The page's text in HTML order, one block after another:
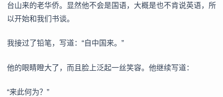
台山来的老华侨。显然他不会是国语，大概是也不肯说英语，所
以开始和我们书谈。
我接过了铅笔，写道：“自中国来。”
他的眼睛瞪大了，而且脸上泛起一丝笑容。他继续写道：
“来此何为？”